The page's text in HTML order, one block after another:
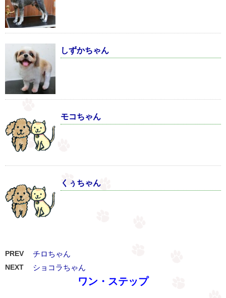
しずかちゃん
モコちゃん
くぅちゃん
PREV チロちゃん
NEXT ショコラちゃん
ワン・ステップ